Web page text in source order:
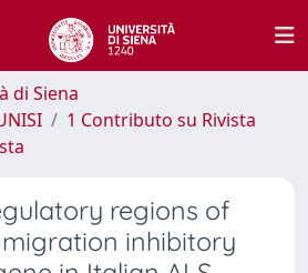
di Siena
1 Contributo su Rivista
regions of
inhibitory